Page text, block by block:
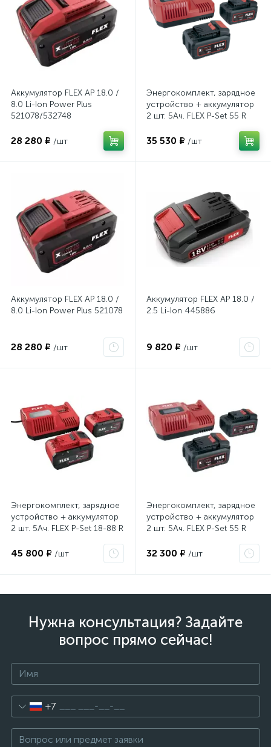
Аккумулятор FLEX AP 18.0 /
8.0 Li-Ion Power Plus
521078/532748
28 280 ₽ /шт
Энергокомплект, зарядное
устройство + аккумулятор
2 шт. 5Ач. FLEX P-Set 55 R
35 530 ₽ /шт
Аккумулятор FLEX AP 18.0 /
8.0 Li-Ion Power Plus 521078
28 280 ₽ /шт
Аккумулятор FLEX AP 18.0 /
2.5 Li-Ion 445886
9 820 ₽ /шт
Энергокомплект, зарядное
устройство + аккумулятор
2 шт. 5Ач. FLEX P-Set 18-88 R
45 800 ₽ /шт
Энергокомплект, зарядное
устройство + аккумулятор
2 шт. 5Ач. FLEX P-Set 55 R
32 300 ₽ /шт
Нужна консультация? Задайте
вопрос прямо сейчас!
+7